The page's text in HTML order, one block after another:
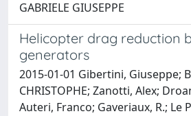
GABRIELE GIUSEPPE
Helicopter drag reduction
generators
2015-01-01 Gibertini, Giuseppe;
CHRISTOPHE; Zanotti, Alex;
Auteri, Franco; Gaveriaux, R.; Le